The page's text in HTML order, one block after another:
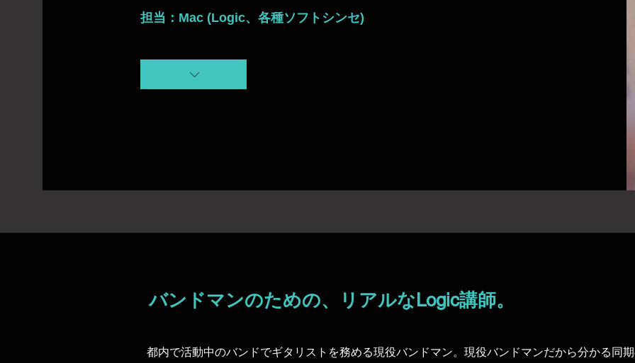
担当：Mac (Logic、各種ソフトシンセ)
バンドマンのための、リアルなLogic講師。
都内で活動中のバンドでギタリストを務める現役バンドマン。現役バンドマンだから分かる同